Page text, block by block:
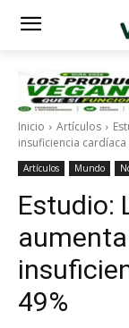
Inicio Artículos
insuficiencia cardíaca
Artículos Mundo
Estudio:
49%